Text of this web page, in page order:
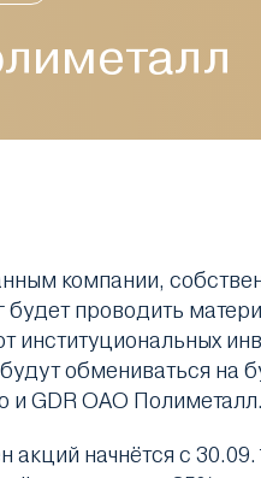
компании,
будет проводить
институциональных
обмениваться на
и GDR ОАО Полиметалл.
акций начнётся с